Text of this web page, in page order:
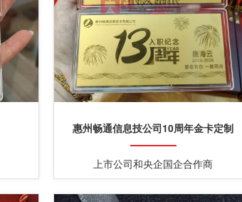
惠州畅通信息技公司10周年金卡定制
上市公司和央企国企合作商